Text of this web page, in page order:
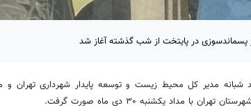
پسماندسوزی در پایتخت از شب گذشته آغاز شد
شبانه مدیر کل محیط زیست و توسعه پایدار شهرداری تهران و
با مداد یکشنبه ۳۰ دی ماه صورت گرفت.